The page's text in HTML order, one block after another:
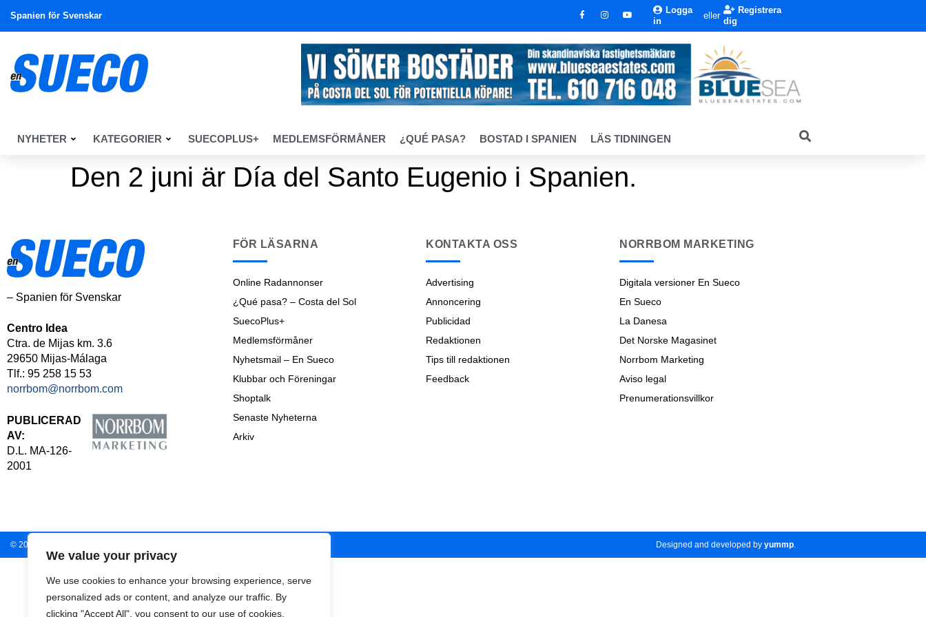
We value your privacy
We use cookies to enhance your browsing experience, serve
personalized ads or content, and analyze our traffic. By
clicking "Accept All", you consent to our use of cookies.
Spanien för Svenskar
Logga
in
eller
Registrera
dig
NYHETER KATEGORIER SUECOPLUS+ MEDLEMSFÖRMÅNER ¿QUÉ PASA? BOSTAD I SPANIEN LÄS TIDNINGEN
Den 2 juni är Día del Santo Eugenio i Spanien.
– Spanien för Svenskar
Centro Idea
Ctra. de Mijas km. 3.6
29650 Mijas-Málaga
Tlf.: 95 258 15 53
norrbom@norrbom.com
PUBLICERAD
AV:
D.L. MA-126-
2001
FÖR LÄSARNA
Online Radannonser
¿Qué pasa? – Costa del Sol
SuecoPlus+
Medlemsförmåner
Nyhetsmail – En Sueco
Klubbar och Föreningar
Shoptalk
Senaste Nyheterna
Arkiv
KONTAKTA OSS
Advertising
Annoncering
Publicidad
Redaktionen
Tips till redaktionen
Feedback
NORRBOM MARKETING
Digitala versioner En Sueco
En Sueco
La Danesa
Det Norske Magasinet
Norrbom Marketing
Aviso legal
Prenumerationsvillkor
© 2009- Designed and developed by yummp.